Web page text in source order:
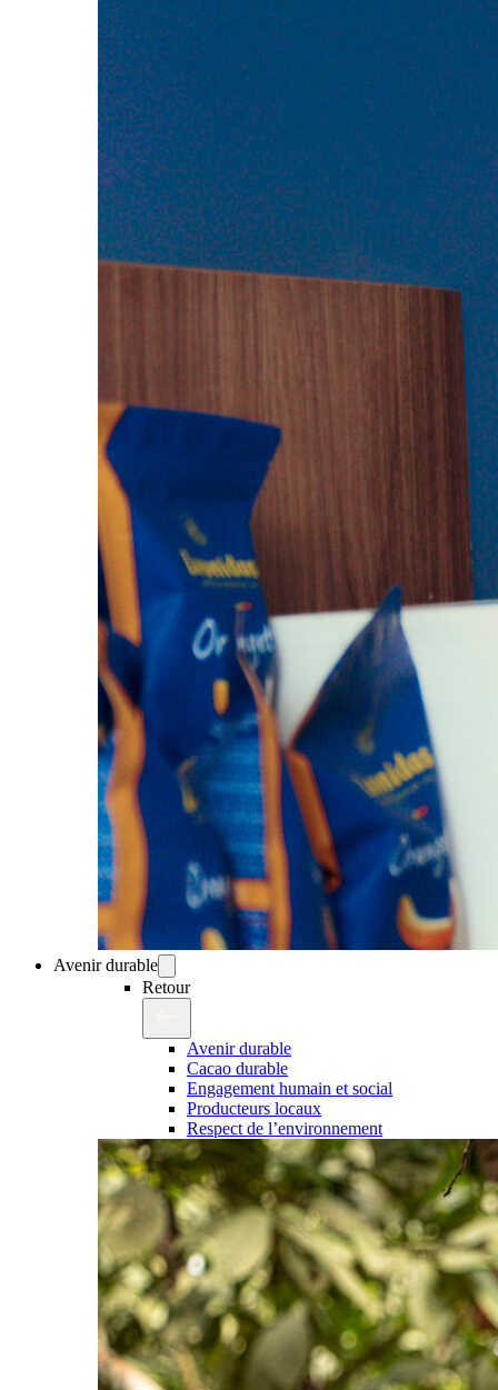
Avenir durable
Retour
Avenir durable
Cacao durable
Engagement humain et social
Producteurs locaux
Respect de l’environnement